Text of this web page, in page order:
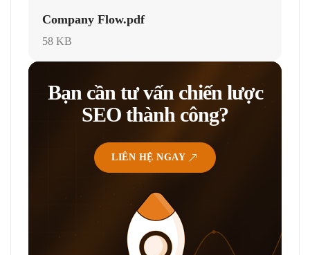
Company Flow.pdf
58 KB
Bạn cần tư vấn chiến lược
SEO thành công?
LIÊN HỆ NGAY